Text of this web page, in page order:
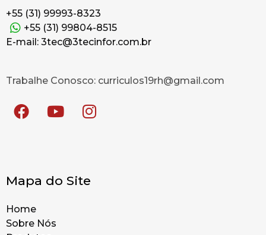
+55 (31) 99993-8323
+55 (31) 99804-8515
E-mail: 3tec@3tecinfor.com.br
Trabalhe Conosco: curriculos19rh@gmail.com
Mapa do Site
Home
Sobre Nós